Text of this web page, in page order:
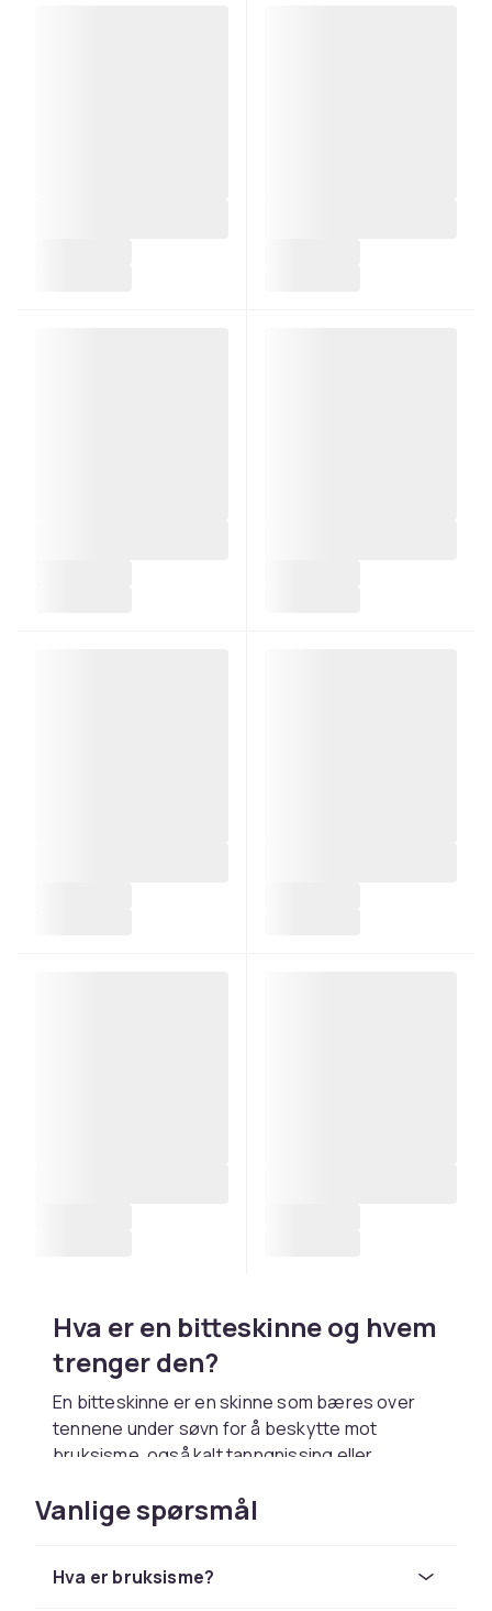
Hva er en bitteskinne og hvem
trenger den?
En bitteskinne er en skinne som bæres over
tennene under søvn for å beskytte mot
bruksisme, også kalt tanngnissing eller
om natten uten å vite det, og dette kan over tid
medføre alvorlig tannslitasje, ømme kjevelikler,
bitteskinne absorberer og fordeler kraften fra
Vanlige spørsmål
Hva er bruksisme?